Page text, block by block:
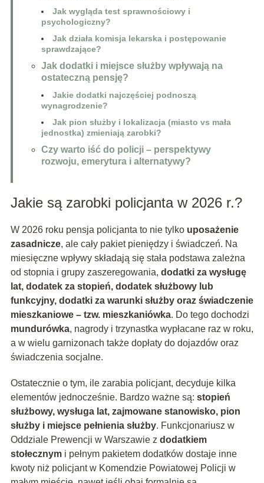
Jak wygląda test sprawnościowy i
psychologiczny?
Jak działa komisja lekarska i postępowanie
sprawdzające?
Jak dodatki i miejsce służby wpływają na
ostateczną pensję?
Jakie dodatki najczęściej podnoszą
wynagrodzenie?
Jak pion służby i lokalizacja (miasto vs mała
jednostka) zmieniają zarobki?
Czy warto iść do policji – perspektywy
rozwoju, emerytura i alternatywy?
Jakie są zarobki policjanta w 2026 r.?
W 2026 roku pensja policjanta to nie tylko uposażenie
zasadnicze, ale cały pakiet pieniędzy i świadczeń. Na
miesięczne wpływy składają się stała podstawa zależna
od stopnia i grupy zaszeregowania, dodatki za wysługę
lat, dodatek za stopień, dodatek służbowy lub
funkcyjny, dodatki za warunki służby oraz świadczenie
mieszkaniowe – tzw. mieszkaniówka. Do tego dochodzi
mundurówka, nagrody i trzynastka wypłacane raz w roku,
a w wielu garnizonach także dopłaty do dojazdów oraz
świadczenia socjalne.
Ostatecznie o tym, ile zarabia policjant, decyduje kilka
elementów jednocześnie. Bardzo ważne są: stopień
służbowy, wysługa lat, zajmowane stanowisko, pion
służby i miejsce pełnienia służby. Funkcjonariusz w
Oddziale Prewencji w Warszawie z dodatkiem
stołecznymi pełnym pakietem dodatków dostaje inne
kwoty niż policjant w Komendzie Powiatowej Policji w